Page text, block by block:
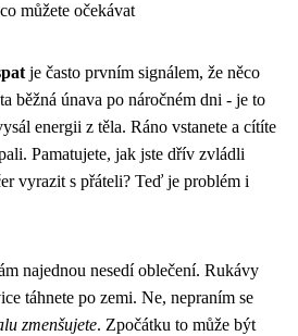
můžete očekávat
je často prvním signálem, že něco
běžná únava po náročném dni - je to
energii z těla. Ráno vstanete a cítíte
Pamatujete, jak jste dřív zvládli
vyrazit s přáteli? Teď je problém i
najednou nesedí oblečení. Rukávy
táhnete po zemi. Ne, nepraním se
zmenšujete. Zpočátku to může být